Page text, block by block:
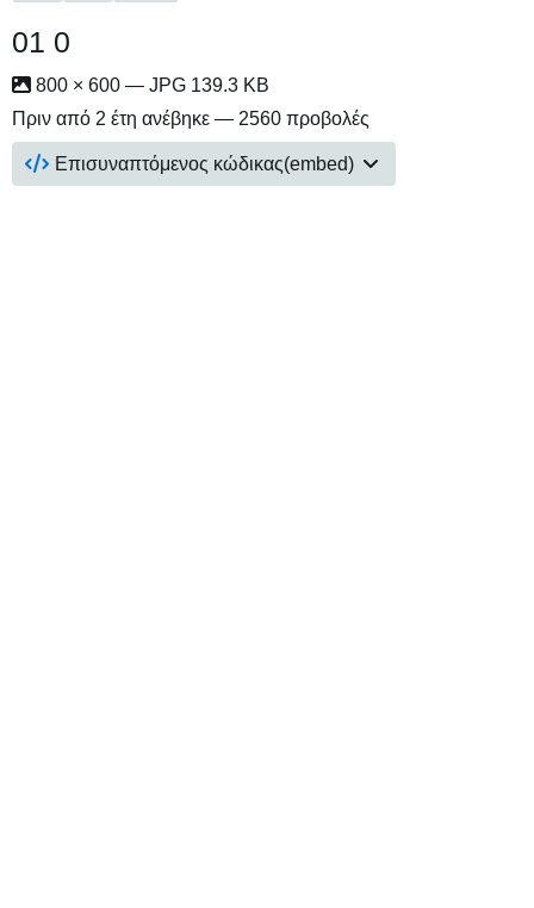
01 0
800 × 600 — JPG 139.3 KB
Πριν από 2 έτη ανέβηκε — 2560 προβολές
Επισυναπτόμενος κώδικας(embed)